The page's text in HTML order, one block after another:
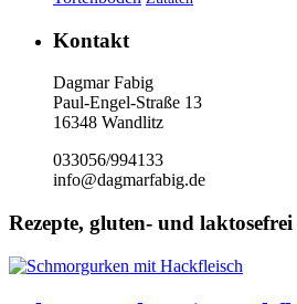
Kontakt
Dagmar Fabig
Paul-Engel-Straße 13
16348 Wandlitz
033056/994133
info@dagmarfabig.de
Rezepte, gluten- und laktosefrei